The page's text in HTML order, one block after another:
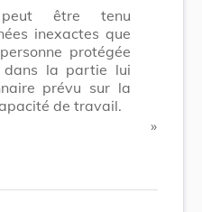
être tenu
inexactes que
protégée
dans la partie lui
prévu sur la
de travail.
​ »